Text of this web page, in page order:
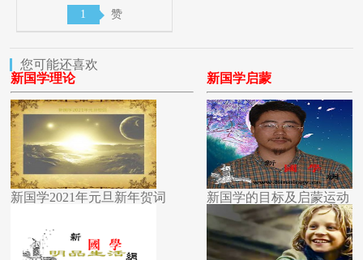
1 赞
您可能还喜欢
新国学理论
新国学2021年元旦新年贺词
新国学启蒙
新国学的目标及启蒙运动